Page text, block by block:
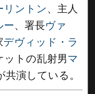
リントン 、主人
ー、署長ヴァ
デヴィッド・ラ
ットの乱射男マ
共演している。